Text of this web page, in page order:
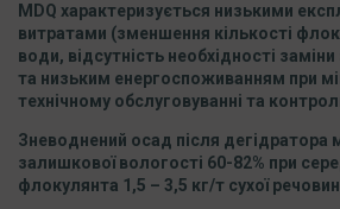
MDQ характеризується низькими
витратами (зменшення кількості
води, відсутність необхідності
та низьким енергоспоживанням при
технічному обслуговуванні та
Зневоднений осад після дегідратора
залишкової вологості 60-82% при
флокулянта 1,5 – 3,5 кг/т сухої